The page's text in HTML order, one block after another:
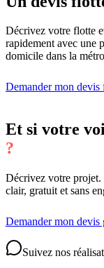
Décrivez votre flotte
rapidement avec une
domicile dans la
Demander mon devis
Et si votre
?
Décrivez votre projet.
clair, gratuit et sans
Demander mon devis
Suivez nos